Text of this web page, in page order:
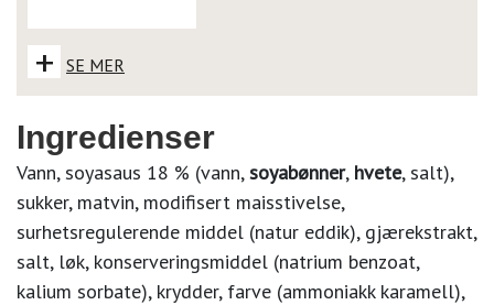
+ SE MER
Ingredienser
Vann, soyasaus 18 % (vann,soyabønner, hvete, salt),
sukker, matvin, modifisert maisstivelse,
surhetsregulerende middel (natur eddik), gjærekstrakt,
salt, løk, konserveringsmiddel (natrium benzoat,
kalium sorbate), krydder, farve (ammoniakk karamell),